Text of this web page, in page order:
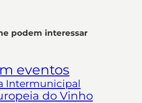
podem interessar
eventos
Intermunicipal
do Vinho